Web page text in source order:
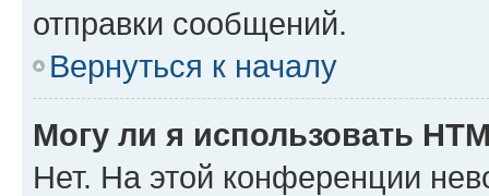
отправки сообщений.
Вернуться к началу
Могу ли я использовать
Нет. На этой конференции